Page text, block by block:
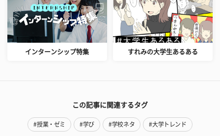
インターンシップ特集 すれみの大学生あるある
この記事に関連するタグ
#授業・ゼミ #学び #学校ネタ #大学トレンド